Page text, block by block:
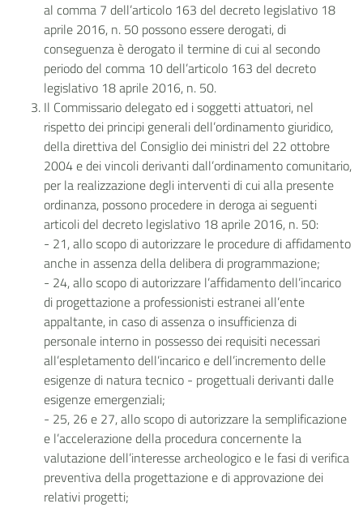
al comma 7 dell’articolo 163 del decreto legislativo 18
aprile 2016, n. 50 possono essere derogati, di
conseguenza è derogato il termine di cui al secondo
periodo del comma 10 dell’articolo 163 del decreto
legislativo 18 aprile 2016, n. 50.
Il Commissario delegato ed i soggetti attuatori, nel
rispetto dei principi generali dell’ordinamento giuridico,
della direttiva del Consiglio dei ministri del 22 ottobre
2004 e dei vincoli derivanti dall’ordinamento comunitario,
per la realizzazione degli interventi di cui alla presente
ordinanza, possono procedere in deroga ai seguenti
articoli del decreto legislativo 18 aprile 2016, n. 50:
- 21, allo scopo di autorizzare le procedure di affidamento
anche in assenza della delibera di programmazione;
- 24, allo scopo di autorizzare l’affidamento dell’incarico
di progettazione a professionisti estranei all’ente
appaltante, in caso di assenza o insufficienza di
personale interno in possesso dei requisiti necessari
all’espletamento dell’incarico e dell’incremento delle
esigenze di natura tecnico - progettuali derivanti dalle
esigenze emergenziali;
- 25, 26 e 27, allo scopo di autorizzare la semplificazione
e l’accelerazione della procedura concernente la
valutazione dell’interesse archeologico e le fasi di verifica
preventiva della progettazione e di approvazione dei
relativi progetti;